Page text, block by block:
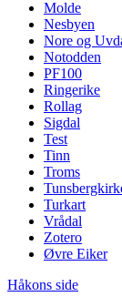
Molde
Nesbyen
Nore og
Notodden
PF100
Ringerike
Rollag
Sigdal
Test
Tinn
Troms
Turkart
Vrådal
Zotero
Øvre Eiker
Håkons side